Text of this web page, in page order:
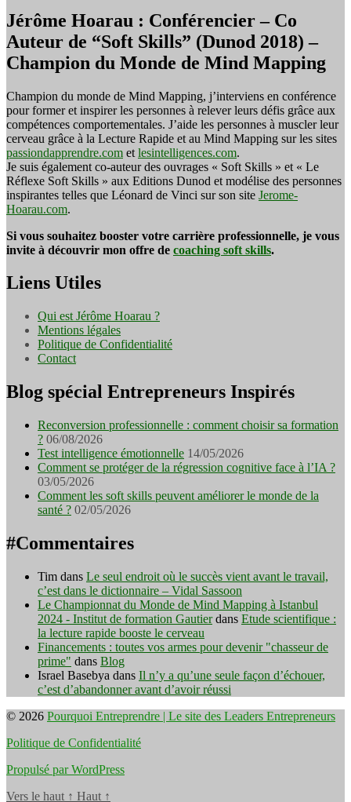
Jérôme Hoarau : Conférencier – Co
Auteur de “Soft Skills” (Dunod 2018) –
Champion du Monde de Mind Mapping
Champion du monde de Mind Mapping, j’interviens en conférence
pour former et inspirer les personnes à relever leurs défis grâce aux
compétences comportementales. J’aide les personnes à muscler leur
cerveau grâce à la Lecture Rapide et au Mind Mapping sur les sites
passiondapprendre.com et lesintelligences.com.
Je suis également co-auteur des ouvrages « Soft Skills » et « Le
Réflexe Soft Skills » aux Editions Dunod et modélise des personnes
inspirantes telles que Léonard de Vinci sur son site Jerome-
Hoarau.com.
Si vous souhaitez booster votre carrière professionnelle, je vous
invite à découvrir mon offre de coaching soft skills.
Liens Utiles
Qui est Jérôme Hoarau ?
Mentions légales
Politique de Confidentialité
Contact
Blog spécial Entrepreneurs Inspirés
Reconversion professionnelle : comment choisir sa formation
? 06/08/2026
Test intelligence émotionnelle 14/05/2026
Comment se protéger de la régression cognitive face à l’IA ?
03/05/2026
Comment les soft skills peuvent améliorer le monde de la
santé ? 02/05/2026
#Commentaires
Tim dans Le seul endroit où le succès vient avant le travail,
c’est dans le dictionnaire – Vidal Sassoon
Le Championnat du Monde de Mind Mapping à Istanbul
2024 - Institut de formation Gautierdans Etude scientifique :
la lecture rapide booste le cerveau
Financements : toutes vos armes pour devenir "chasseur de
prime" dans Blog
Israel Basebya dans Il n’y a qu’une seule façon d’échouer,
c’est d’abandonner avant d’avoir réussi
© 2026 Pourquoi Entreprendre | Le site des Leaders Entrepreneurs
Politique de Confidentialité
Propulsé par WordPress
Vers le haut ↑ Haut ↑